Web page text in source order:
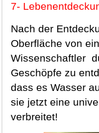
7-
Nach der
Oberfläche von
Wissenschaftler
Geschöpfe zu
dass es Wasser
sie jetzt eine
verbreitet!